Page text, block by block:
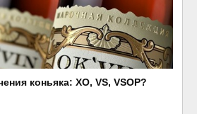
коньяка: ХО, VS, VSOP?